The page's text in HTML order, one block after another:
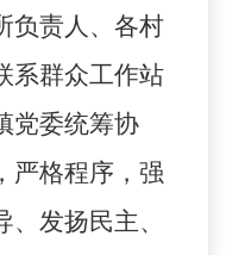
负责人、各村
系群众工作站
党委统筹协
严格程序，强
发扬民主、